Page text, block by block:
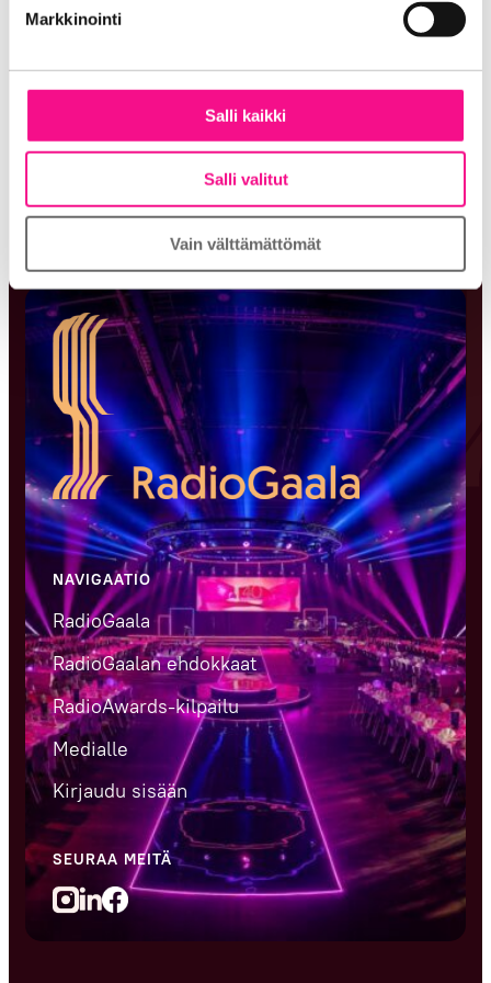
Markkinointi
Salli kaikki
Salli valitut
Vain välttämättömät
Vuoden radiojuontajan valtikka vaihtoi omistajaa
yleisöääniä
NAVIGAATIO
RadioGaala
RadioGaalan ehdokkaat
RadioAwards-kilpailu
Medialle
Kirjaudu sisään
SEURAA MEITÄ